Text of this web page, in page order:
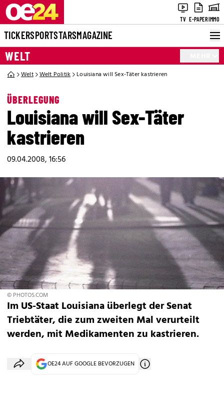
TV E-PAPERIMMO
TICKERSPORTSTARSMAGAZINE
WELT
Welt Welt Politik Louisiana will Sex-Täter kastrieren
ÜBERLEGUNG
Louisiana will Sex-Täter
kastrieren
09.04.2008, 16:56
© PHOTOS.COM
Im US-Staat Louisiana überlegt der Senat
Triebtäter, die zum zweiten Mal verurteilt
werden, mit Medikamenten zu kastrieren.
OE24 AUF GOOGLE BEVORZUGEN